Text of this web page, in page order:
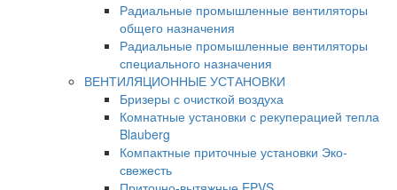
Радиальные промышленные вентиляторы
общего назначения
Радиальные промышленные вентиляторы
специального назначения
ВЕНТИЛЯЦИОННЫЕ УСТАНОВКИ
Бризеры с очисткой воздуха
Комнатные установки с рекуперацией тепла
Blauberg
Компактные приточные установки Эко-
свежесть